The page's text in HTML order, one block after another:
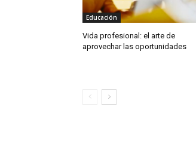
Educación
Vida profesional: el arte de
aprovechar las oportunidades